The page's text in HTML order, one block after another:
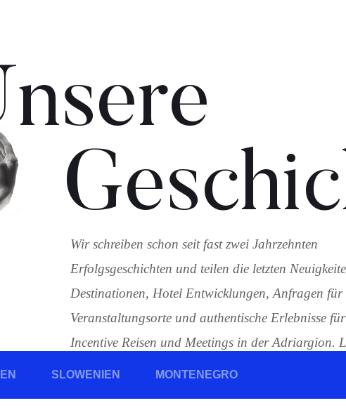
Wir schreiben schon seit fast zwei Jahrzehnten
Erfolgsgeschichten und teilen die letzten
Destinationen, Hotel Entwicklungen, Anfragen für
Veranstaltungsorte und authentische Erlebnisse
Incentive Reisen und Meetings in der Adriargion.
Geschichten von Eventmanagern, die Kroatien,
SLOWENIEN MONTENEGRO